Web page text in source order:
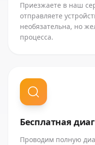
Приезжаете в наш
отправляете
необязательна, но
процесса.
Бесплатная
Проводим полную